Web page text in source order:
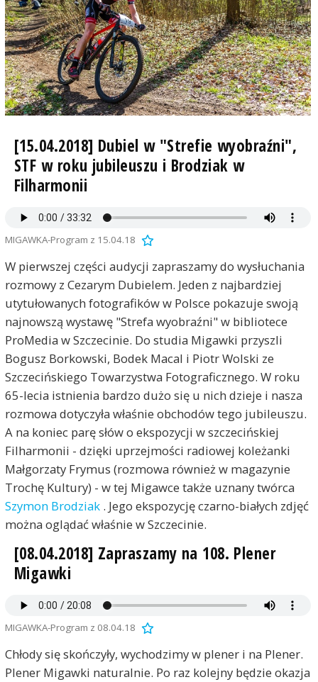
[15.04.2018] Dubiel w "Strefie wyobraźni",
STF w roku jubileuszu i Brodziak w
Filharmonii
MIGAWKA-Program z 15.04.18
W pierwszej części audycji zapraszamy do wysłuchania
rozmowy z Cezarym Dubielem. Jeden z najbardziej
utytułowanych fotografików w Polsce pokazuje swoją
najnowszą wystawę "Strefa wyobraźni" w bibliotece
ProMedia w Szczecinie. Do studia Migawki przyszli
Bogusz Borkowski, Bodek Macal i Piotr Wolski ze
Szczecińskiego Towarzystwa Fotograficznego. W roku
65-lecia istnienia bardzo dużo się u nich dzieje i nasza
rozmowa dotyczyła właśnie obchodów tego jubileuszu.
A na koniec parę słów o ekspozycji w szczecińskiej
Filharmonii - dzięki uprzejmości radiowej koleżanki
Małgorzaty Frymus (rozmowa również w magazynie
Trochę Kultury) - w tej Migawce także uznany twórca
Szymon Brodziak. Jego ekspozycję czarno-białych zdjęć
można oglądać właśnie w Szczecinie.
[08.04.2018] Zapraszamy na 108. Plener
Migawki
MIGAWKA-Program z 08.04.18
Chłody się skończyły, wychodzimy w plener i na Plener.
Plener Migawki naturalnie. Po raz kolejny będzie okazja